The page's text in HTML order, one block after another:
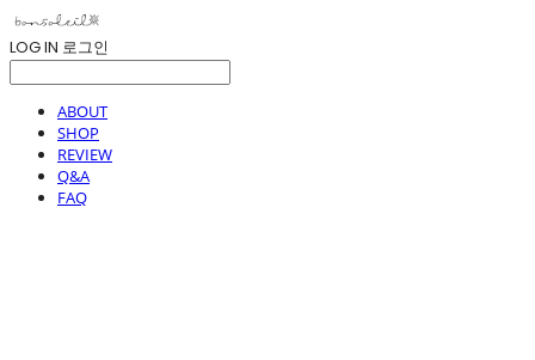
LOG IN 로그인
ABOUT
SHOP
REVIEW
Q&A
FAQ